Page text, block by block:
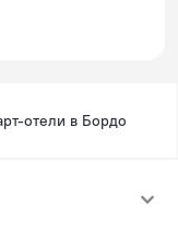
отели в Бордо